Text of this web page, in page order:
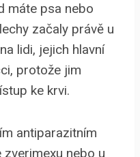
máte psa nebo
začaly právě u
lidi, jejich hlavní
protože jim
ke krvi.
antiparazitním
nebo u